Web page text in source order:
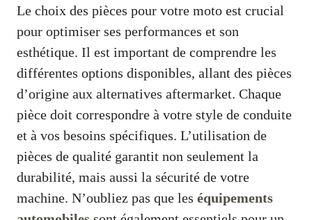
Le choix des pièces pour votre moto est crucial
pour optimiser ses performances et son
esthétique. Il est important de comprendre les
différentes options disponibles, allant des pièces
d’origine aux alternatives aftermarket. Chaque
pièce doit correspondre à votre style de conduite
et à vos besoins spécifiques. L’utilisation de
pièces de qualité garantit non seulement la
durabilité, mais aussi la sécurité de votre
machine. N’oubliez pas que les équipements